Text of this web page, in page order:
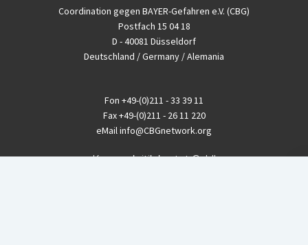
Coordination gegen BAYER-Gefahren e.V. (CBG)
Postfach 15 04 18
D - 40081 Düsseldorf
Deutschland / Germany / Alemania
Fon +49-(0)211 - 33 39 11
Fax+49-(0)211 - 26 11 220
eMailinfo@CBGnetwork.org
Konzernkritik kostet Geld!